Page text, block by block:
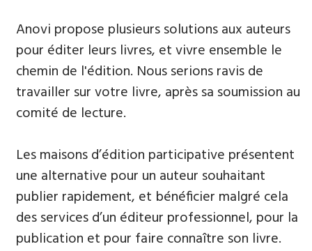
Anovi propose plusieurs solutions aux auteurs
pour éditer leurs livres, et vivre ensemble le
chemin de l'édition. Nous serions ravis de
travailler sur votre livre, après sa soumission au
comité de lecture.
Les maisons d’édition participative présentent
une alternative pour un auteur souhaitant
publier rapidement, et bénéficier malgré cela
des services d’un éditeur professionnel, pour la
publication et pour faire connaître son livre.